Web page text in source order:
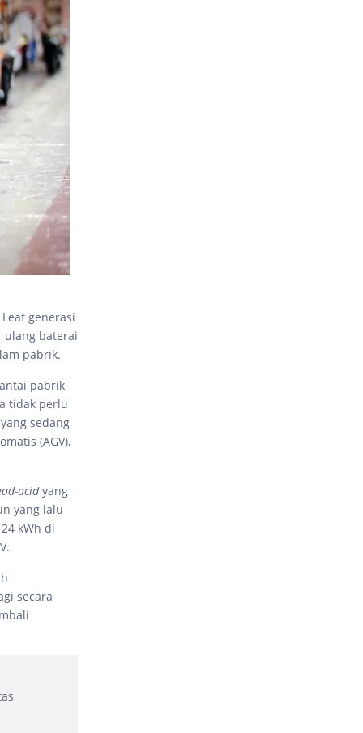
Leaf generasi
ulang baterai
pabrik.
pabrik
tidak perlu
sedang
(AGV),
acidyang
yang lalu
kWh di
secara